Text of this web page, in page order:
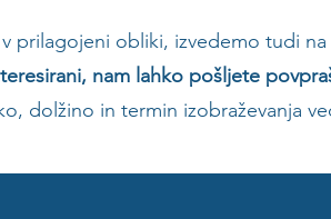
prilagojeni obliki, izvedemo tudi na
nam lahko pošljete
dolžino in termin izobraževanja